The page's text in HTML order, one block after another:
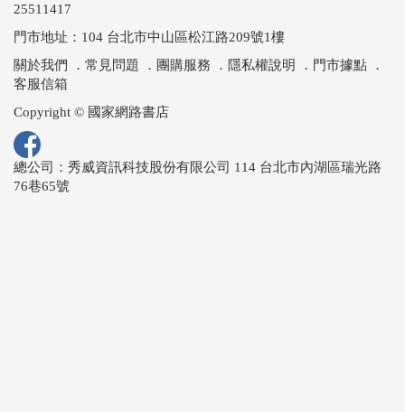
25511417
門市地址：104 台北市中山區松江路209號1樓
關於我們 ． 常見問題 ． 團購服務 ． 隱私權說明 ． 門市據點 ．
客服信箱
Copyright © 國家網路書店
總公司：秀威資訊科技股份有限公司 114 台北市內湖區瑞光路
76巷65號